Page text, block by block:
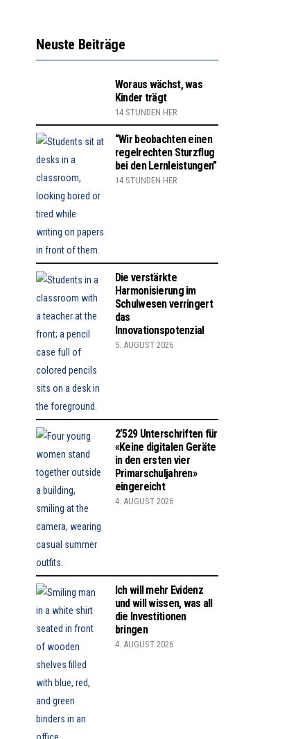
Neuste Beiträge
Woraus wächst, was
Kinder trägt
14 STUNDEN HER
“Wir beobachten einen
regelrechten Sturzflug
bei den Lernleistungen”
14 STUNDEN HER
Die verstärkte
Harmonisierung im
Schulwesen verringert
das
Innovationspotenzial
5. AUGUST 2026
2’529 Unterschriften für
«Keine digitalen Geräte
in den ersten vier
Primarschuljahren»
eingereicht
4. AUGUST 2026
Ich will mehr Evidenz
und will wissen, was all
die Investitionen
bringen
4. AUGUST 2026